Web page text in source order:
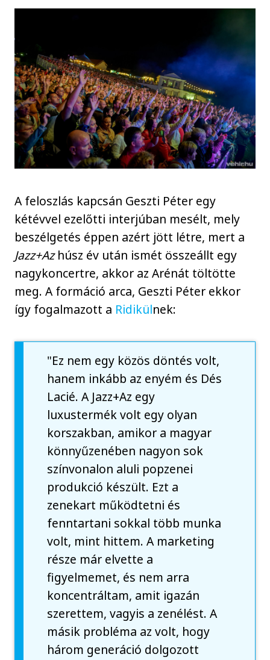
A feloszlás kapcsán Geszti Péter egy
kétévvel ezelőtti interjúban mesélt, mely
beszélgetés éppen azért jött létre, mert a
Jazz+Azhúsz év után ismét összeállt egy
nagykoncertre, akkor az Arénát töltötte
meg. A formáció arca, Geszti Péter ekkor
így fogalmazott a Ridikülnek:
"Ez nem egy közös döntés volt,
hanem inkább az enyém és Dés
Lacié. A Jazz+Az egy
luxustermék volt egy olyan
korszakban, amikor a magyar
könnyűzenében nagyon sok
színvonalon aluli popzenei
produkció készült. Ezt a
zenekart működtetni és
fenntartani sokkal több munka
volt, mint hittem. A marketing
része már elvette a
figyelmemet, és nem arra
koncentráltam, amit igazán
szerettem, vagyis a zenélést. A
másik probléma az volt, hogy
három generáció dolgozott